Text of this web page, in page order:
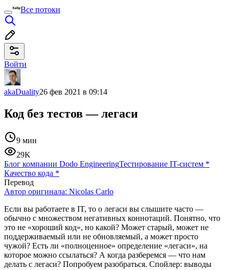
Все потоки
Войти
akaDuality26 фев 2021 в 09:14
Код без тестов — легаси
9 мин
29K
Блог компании Dodo EngineeringТестирование IT-систем *
Качество кода *
Перевод
Автор оригинала: Nicolas Carlo
Если вы работаете в IT, то о легаси вы слышите часто —
обычно с множеством негативных коннотаций. Понятно, что
это не «хороший код», но какой? Может старый, может не
поддерживаемый или не обновляемый, а может просто
чужой? Есть ли «полноценное» определение «легаси», на
которое можно ссылаться? А когда разберемся — что нам
делать с легаси? Попробуем разобраться. Спойлер: выводы